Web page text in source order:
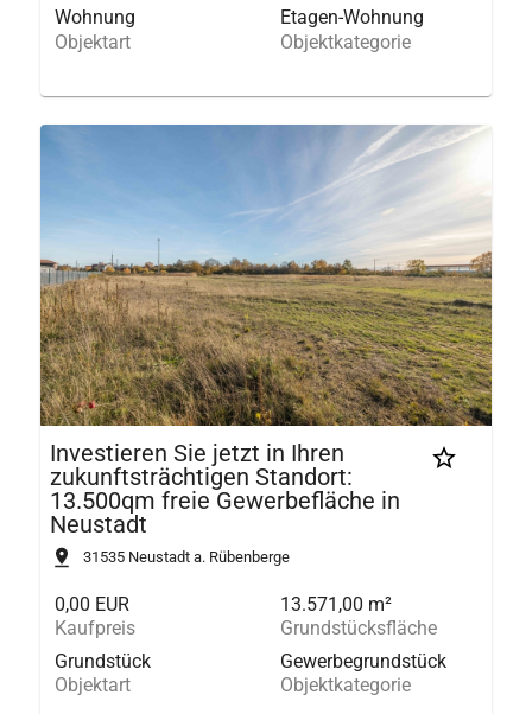
Wohnung
Objektart
Etagen-Wohnung
Objektkategorie
Investieren Sie jetzt in Ihren
zukunftsträchtigen Standort:
13.500qm freie Gewerbefläche in
Neustadt
31535 Neustadt a. Rübenberge
0,00 EUR
Kaufpreis
13.571,00 m²
Grundstücksfläche
Grundstück
Objektart
Gewerbegrundstück
Objektkategorie